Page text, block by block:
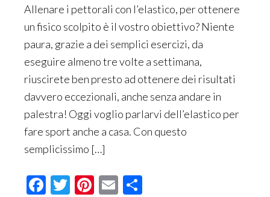
Allenare i pettorali con l’elastico, per ottenere
un fisico scolpito è il vostro obiettivo? Niente
paura, grazie a dei semplici esercizi, da
eseguire almeno tre volte a settimana,
riuscirete ben presto ad ottenere dei risultati
davvero eccezionali, anche senza andare in
palestra! Oggi voglio parlarvi dell’elastico per
fare sport anche a casa. Con questo
semplicissimo […]
Facebook
Twitter
Pinterest
Email